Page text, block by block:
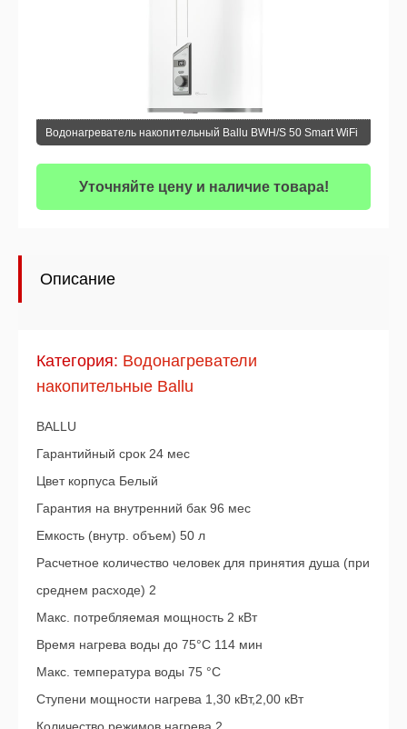
Водонагреватель накопительный Ballu BWH/S 50 Smart WiFi
Уточняйте цену и наличие товара!
Описание
Категория: Водонагреватели
накопительные Ballu
BALLU
Гарантийный срок 24 мес
Цвет корпуса Белый
Гарантия на внутренний бак 96 мес
Емкость (внутр. объем) 50 л
Расчетное количество человек для принятия душа (при
среднем расходе) 2
Макс. потребляемая мощность 2 кВт
Время нагрева воды до 75°С 114 мин
Макс. температура воды 75 °С
Ступени мощности нагрева 1,30 кВт,2,00 кВт